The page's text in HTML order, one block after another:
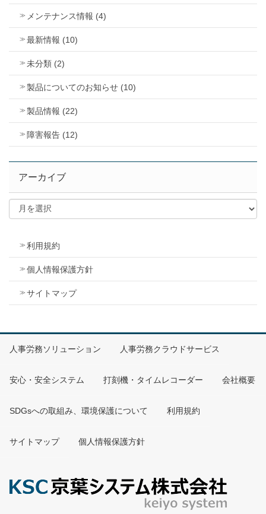
メンテナンス情報 (4)
最新情報 (10)
未分類 (2)
製品についてのお知らせ (10)
製品情報 (22)
障害報告 (12)
アーカイブ
利用規約
個人情報保護方針
サイトマップ
人事労務ソリューション 人事労務クラウドサービス
安心・安全システム 打刻機・タイムレコーダー 会社概要
SDGsへの取組み、環境保護について 利用規約
サイトマップ 個人情報保護方針